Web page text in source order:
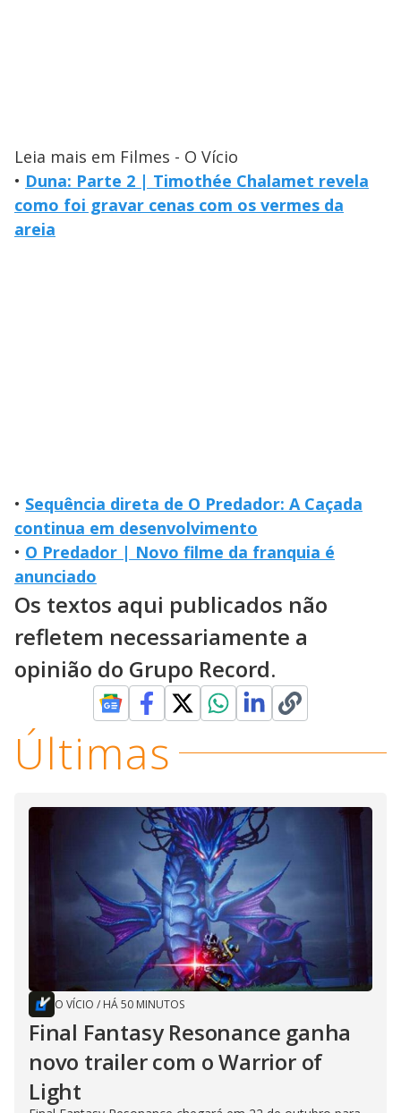
Leia mais em Filmes - O Vício
• Duna: Parte 2 | Timothée Chalamet revela
como foi gravar cenas com os vermes da
areia
• Sequência direta de O Predador: A Caçada
continua em desenvolvimento
• O Predador | Novo filme da franquia é
anunciado
Os textos aqui publicados não
refletem necessariamente a
opinião do Grupo Record.
Últimas
O VÍCIO / HÁ 50 MINUTOS
Final Fantasy Resonance ganha
novo trailer com o Warrior of
Light